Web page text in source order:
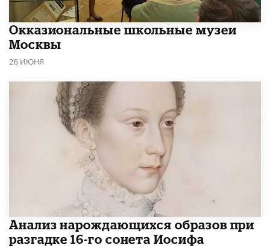
​Окказиональные школьные музеи
Москвы
26 ИЮНЯ
Анализ нарождающихся образов при
разгадке 16-го сонета Иосифа